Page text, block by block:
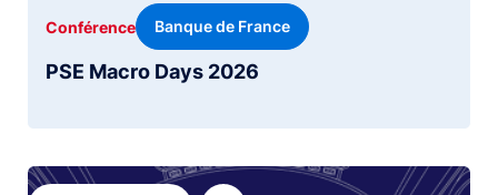
PSE Macro Days 2026
Conférence Banque de France
Image